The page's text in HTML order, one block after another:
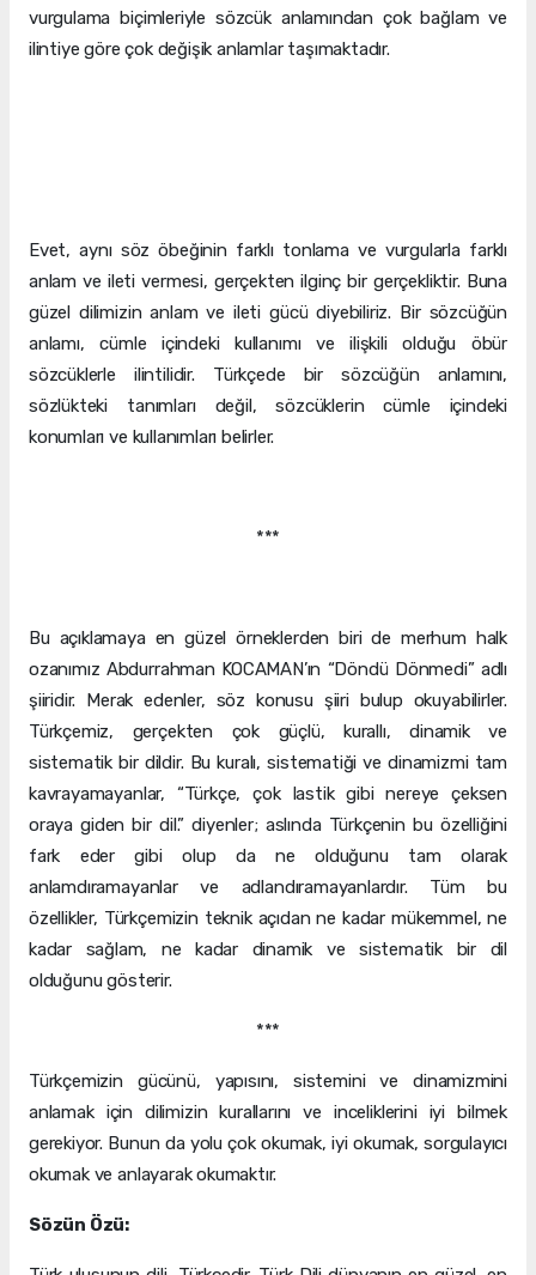
vurgulama biçimleriyle sözcük anlamından çok bağlam ve
ilintiye göre çok değişik anlamlar taşımaktadır.
Evet, aynı söz öbeğinin farklı tonlama ve vurgularla farklı
anlam ve ileti vermesi, gerçekten ilginç bir gerçekliktir. Buna
güzel dilimizin anlam ve ileti gücü diyebiliriz. Bir sözcüğün
anlamı, cümle içindeki kullanımı ve ilişkili olduğu öbür
sözcüklerle ilintilidir. Türkçede bir sözcüğün anlamını,
sözlükteki tanımları değil, sözcüklerin cümle içindeki
konumları ve kullanımları belirler.
***
Bu açıklamaya en güzel örneklerden biri de merhum halk
ozanımız Abdurrahman KOCAMAN’ın “Döndü Dönmedi” adlı
şiiridir. Merak edenler, söz konusu şiiri bulup okuyabilirler.
Türkçemiz, gerçekten çok güçlü, kurallı, dinamik ve
sistematik bir dildir. Bu kuralı, sistematiği ve dinamizmi tam
kavrayamayanlar, “Türkçe, çok lastik gibi nereye çeksen
oraya giden bir dil.” diyenler; aslında Türkçenin bu özelliğini
fark eder gibi olup da ne olduğunu tam olarak
anlamdıramayanlar ve adlandıramayanlardır. Tüm bu
özellikler, Türkçemizin teknik açıdan ne kadar mükemmel, ne
kadar sağlam, ne kadar dinamik ve sistematik bir dil
olduğunu gösterir.
***
Türkçemizin gücünü, yapısını, sistemini ve dinamizmini
anlamak için dilimizin kurallarını ve inceliklerini iyi bilmek
gerekiyor. Bunun da yolu çok okumak, iyi okumak, sorgulayıcı
okumak ve anlayarak okumaktır.
Sözün Özü: